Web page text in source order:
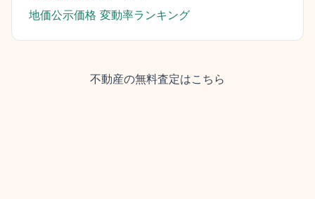
地価公示価格 変動率ランキング
不動産の無料査定はこちら